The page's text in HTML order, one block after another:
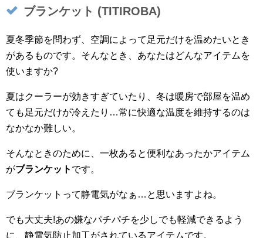
ブランケット (TITIROBA)
夏冬季節を問わず、空調によって足元だけを温めたいとき
があるものです。そんなとき、あなたはどんなアイテムを
使いますか?
夏はクーラーが効きすぎていたり、冬は暖房で部屋を温め
ても足元だけが冷えたり…常に快適な温度を維持するのは
なかなか難しい。
そんなときのために、一枚あると便利なあったかアイテム
がブランケット です。
ブランケットって静電気がなぁ…と思いますよね。
でも大丈夫!あの嫌なパチパチを少しでも軽減できるよう
に、静電気防止加工がされているアイテムです。